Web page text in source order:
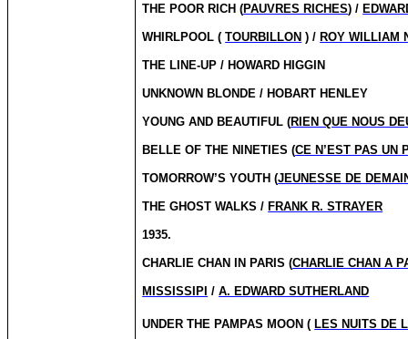
THE POOR RICH (PAUVRES RICHES) /
WHIRLPOOL (TOURBILLON ) / ROY WILLIAM
THE LINE-UP / HOWARD HIGGIN
UNKNOWN BLONDE / HOBART HENLEY
YOUNG AND BEAUTIFUL (RIEN QUE NOUS
BELLE OF THE NINETIES (CE N’EST PAS UN
TOMORROW’S YOUTH (JEUNESSE DE
THE GHOST WALKS / FRANK R. STRAYER
1935.
CHARLIE CHAN IN PARIS (CHARLIE CHAN A
MISSISSIPI /A. EDWARD SUTHERLAND
UNDER THE PAMPAS MOON ( LES NUITS DE